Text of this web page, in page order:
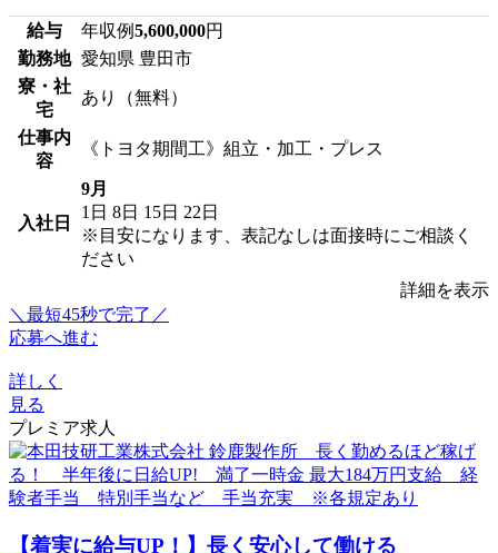
給与 年収例5,600,000円
勤務地 愛知県 豊田市
寮・社
宅
あり（無料）
仕事内
容
《トヨタ期間工》組立・加工・プレス
入社日
9月
1日 8日 15日 22日
※目安になります、表記なしは面接時にご相談く
ださい
詳細を表示
＼最短45秒で完了／
応募へ進む
詳しく
見る
プレミア求人
【着実に給与UP！】長く安心して働ける